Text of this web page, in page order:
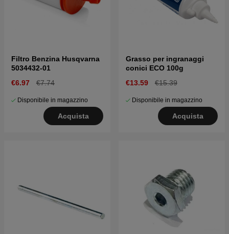
Filtro Benzina Husqvarna
5034432-01
€6.97
€7.74
Disponibile in magazzino
Acquista
Grasso per ingranaggi
conici ECO 100g
€13.59
€15.39
Disponibile in magazzino
Acquista